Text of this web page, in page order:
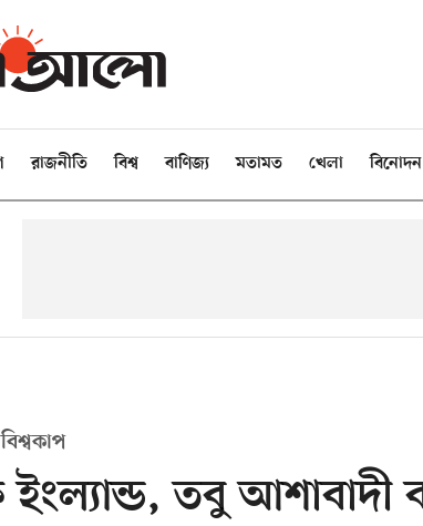
রাজনীতি বিশ্ব বাণিজ্য মতামত খেলা বিনোদন
ইংল্যান্ড, তবু আশাবাদী